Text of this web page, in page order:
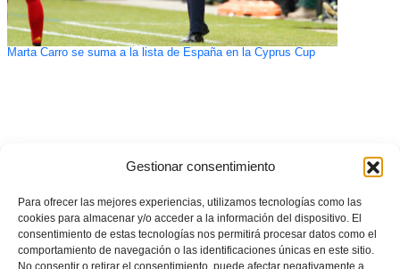
Gestionar consentimiento
Para ofrecer las mejores experiencias, utilizamos tecnologías como las
cookies para almacenar y/o acceder a la información del dispositivo. El
consentimiento de estas tecnologías nos permitirá procesar datos como el
comportamiento de navegación o las identificaciones únicas en este sitio.
No consentir o retirar el consentimiento, puede afectar negativamente a
Marta Carro se suma a la lista de España en la Cyprus Cup